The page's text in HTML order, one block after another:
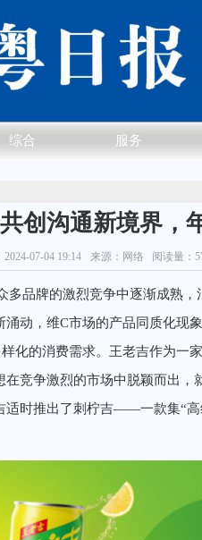
综合 服务
创沟通新境界，
07-04 19:14 来源：网络 阅读量：
多品牌的激烈竞争中逐渐成熟
动，维C市场的产品同质化现
化的消费需求。王老吉作为一
竞争激烈的市场中脱颖而出，
时推出了刺柠吉——一款集“高